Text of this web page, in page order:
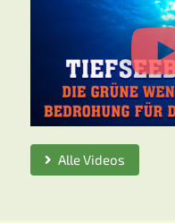
Alle Videos